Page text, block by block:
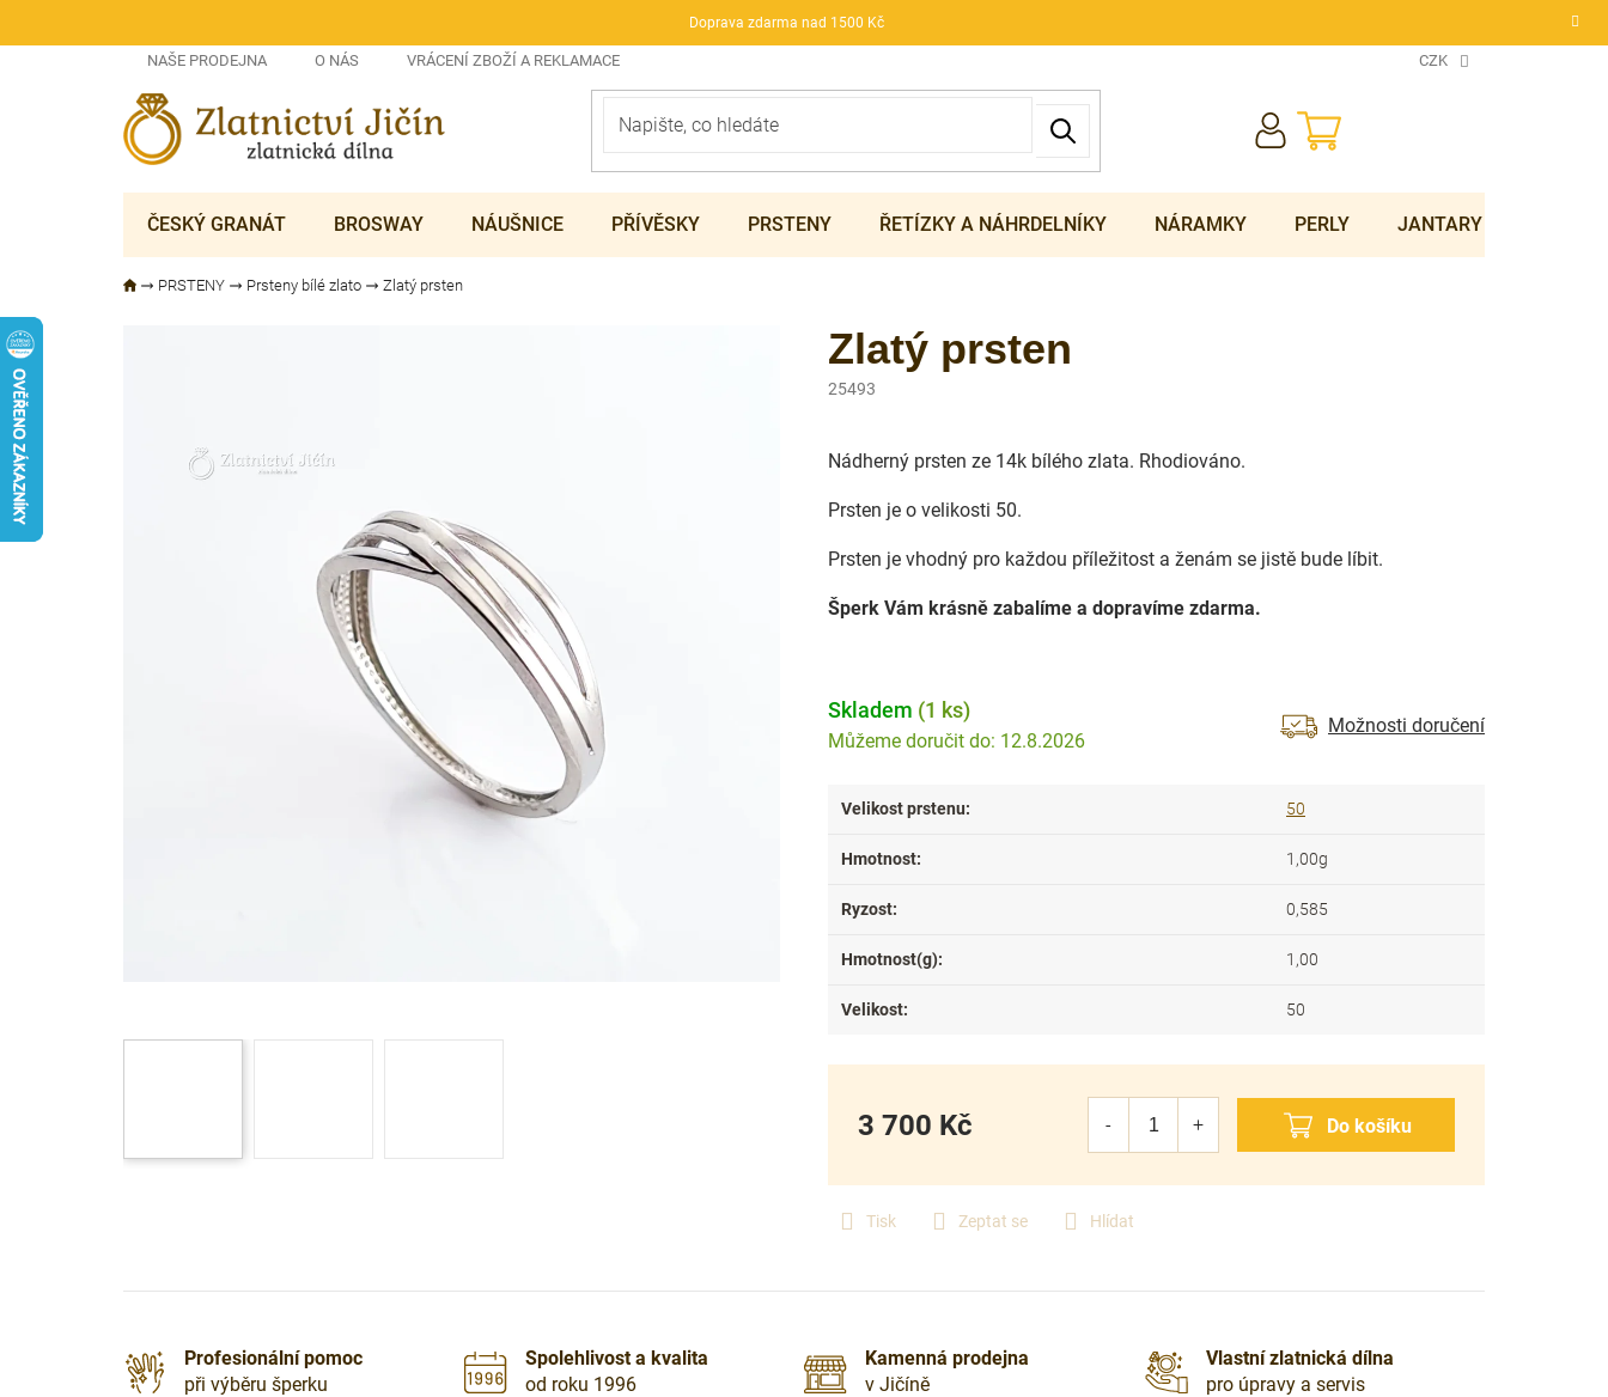
Doprava zdarma nad 1500 Kč
NAŠE PRODEJNA O NÁS VRÁCENÍ ZBOŽÍ A REKLAMACE CZK
NÁKUPNÍ
KOŠÍK
ČESKÝ GRANÁT BROSWAY NÁUŠNICE PŘÍVĚSKY PRSTENY ŘETÍZKY A NÁHRDELNÍKY NÁRAMKY PERLY JANTARY
PRSTENY Prsteny bílé zlato Zlatý prsten
Nádherný prsten ze 14k bílého zlata. Rhodiováno.
Prsten je o velikosti 50.
Prsten je vhodný pro každou příležitost a ženám se jistě bude líbit.
Šperk Vám krásně zabalíme a dopravíme zdarma.
Tisk Zeptat se Hlídat
Zlatý prsten
25493
Skladem (1 ks)
12.8.2026
Možnosti doručení
3 700 Kč
Velikost prstenu: 50
Hmotnost: 1,00g
Ryzost: 0,585
Hmotnost(g): 1,00
Velikost: 50
Profesionální pomoc
při výběru šperku
Spolehlivost a kvalita
od roku 1996
Kamenná prodejna
v Jičíně
Vlastní zlatnická dílna
pro úpravy a servis